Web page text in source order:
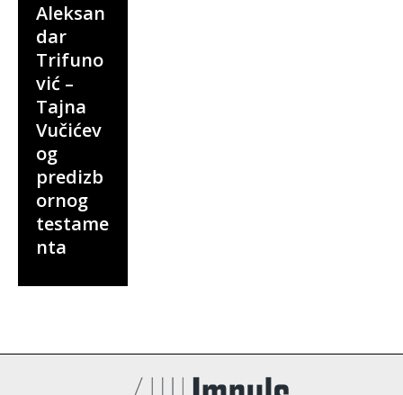
Aleksan
dar
Trifuno
vić –
Tajna
Vučićev
og
predizb
ornog
testame
nta